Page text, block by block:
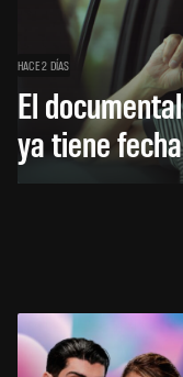
HACE 2 DÍAS
El
ya tiene